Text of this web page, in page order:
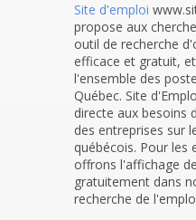
Site d'emploi
propose aux
outil de recherche
efficace et gratuit,
l'ensemble des
Québec. Site
directe aux besoins
des entreprises sur
québécois. Pour les
offrons l'affichage
gratuitement dans
recherche de